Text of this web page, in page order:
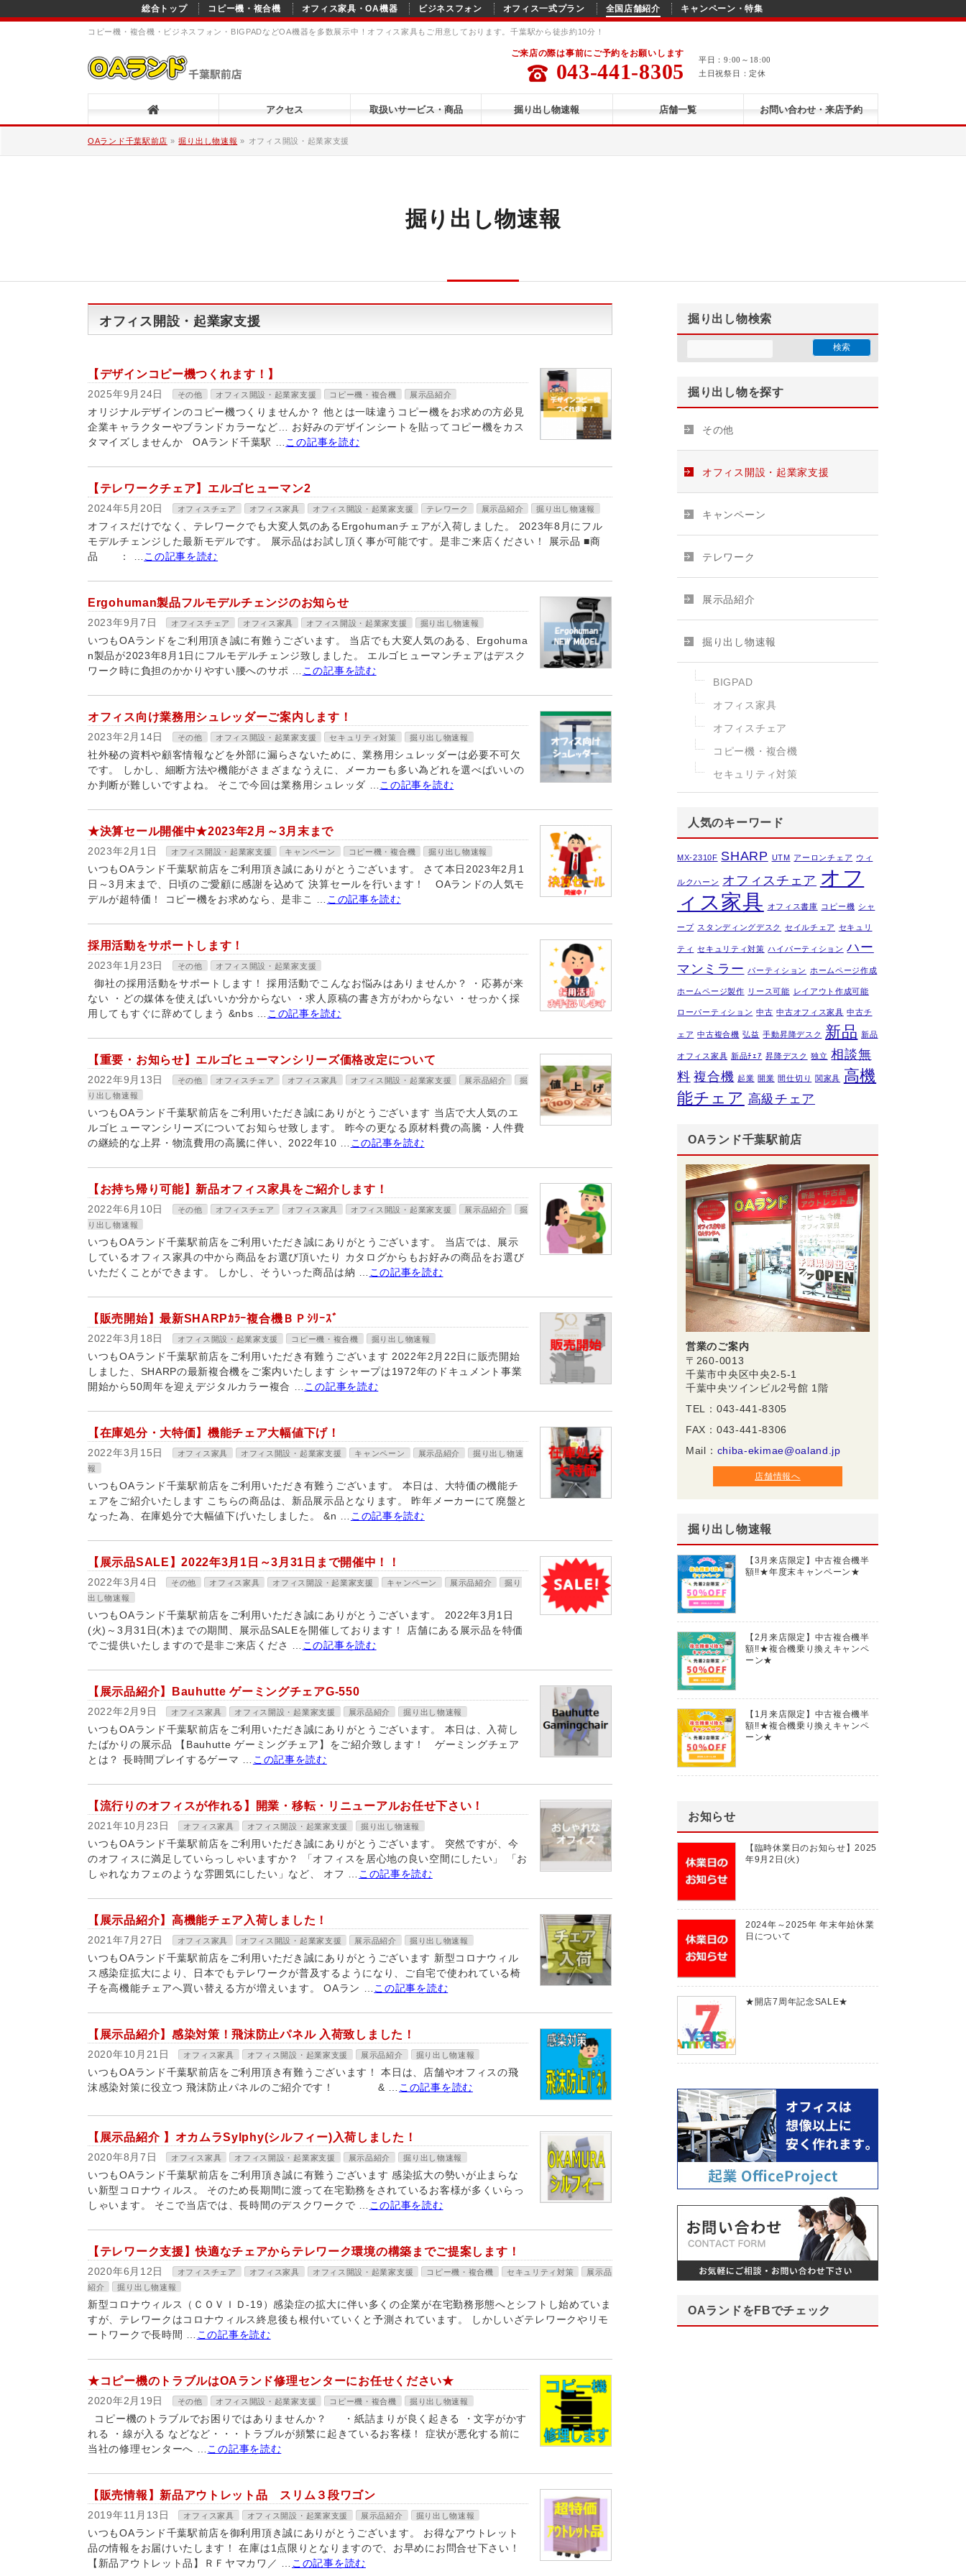
総合トップ コピー機・複合機 オフィス家具・OA機器 ビジネスフォン オフィス一式プラン 全国店舗紹介 キャンペーン・特集
コピー機・複合機・ビジネスフォン・BIGPADなどOA機器を多数展示中！オフィス家具もご用意しております。千葉駅から徒歩約10分！
ご来店の際は事前にご予約をお願いします
043-441-8305
平日：9:00～18:00
土日祝祭日：定休
アクセス 取扱いサービス・商品 掘り出し物速報 店舗一覧 お問い合わせ・来店予約
OAランド千葉駅前店 » 掘り出し物速報 » オフィス開設・起業家支援
掘り出し物速報
オフィス開設・起業家支援
【デザインコピー機つくれます！】
2025年9月24日 その他 オフィス開設・起業家支援 コピー機・複合機 展示品紹介
オリジナルデザインのコピー機つくりませんか？ 他とは一味違うコピー機をお求めの方必見
企業キャラクターやブランドカラーなど… お好みのデザインシートを貼ってコピー機をカス
タマイズしませんか OAランド千葉駅 … この記事を読む
【テレワークチェア】エルゴヒューマン2
2024年5月20日 オフィスチェア オフィス家具 オフィス開設・起業家支援 テレワーク 展示品紹介 掘り出し物速報
オフィスだけでなく、テレワークでも大変人気のあるErgohumanチェアが入荷しました。 2023年8月にフル
モデルチェンジした最新モデルです。 展示品はお試し頂く事が可能です。是非ご来店ください！ 展示品 ■商
品 ： …
この記事を読む
Ergohuman製品フルモデルチェンジのお知らせ
2023年9月7日 オフィスチェア オフィス家具 オフィス開設・起業家支援 掘り出し物速報
いつもOAランドをご利用頂き誠に有難うございます。 当店でも大変人気のある、Ergohuma
n製品が2023年8月1日にフルモデルチェンジ致しました。 エルゴヒューマンチェアはデスク
ワーク時に負担のかかりやすい腰へのサポ …
この記事を読む
オフィス向け業務用シュレッダーご案内します！
2023年2月14日 その他 オフィス開設・起業家支援 セキュリティ対策 掘り出し物速報
社外秘の資料や顧客情報などを外部に漏らさないために、業務用シュレッダーは必要不可欠
です。 しかし、細断方法や機能がさまざまなうえに、メーカーも多い為どれを選べばいいの
か判断が難しいですよね。 そこで今回は業務用シュレッダ …
この記事を読む
★決算セール開催中★2023年2月～3月末まで
2023年2月1日 オフィス開設・起業家支援 キャンペーン コピー機・複合機 掘り出し物速報
いつもOAランド千葉駅前店をご利用頂き誠にありがとうございます。 さて本日2023年2月1
日～3月末まで、日頃のご愛顧に感謝を込めて 決算セールを行います！ OAランドの人気モ
デルが超特価！ コピー機をお求めなら、是非こ …
この記事を読む
採用活動をサポートします！
2023年1月23日 その他 オフィス開設・起業家支援
御社の採用活動をサポートします！ 採用活動でこんなお悩みはありませんか？ ・応募が来
ない ・どの媒体を使えばいいか分からない ・求人原稿の書き方がわからない ・せっかく採
用してもすぐに辞めてしまう &nbs …
この記事を読む
【重要・お知らせ】エルゴヒューマンシリーズ価格改定について
2022年9月13日 その他 オフィスチェア オフィス家具 オフィス開設・起業家支援 展示品紹介
掘
り出し物速報
いつもOAランド千葉駅前店をご利用いただき誠にありがとうございます 当店で大人気のエ
ルゴヒューマンシリーズについてお知らせ致します。 昨今の更なる原材料費の高騰・人件費
の継続的な上昇・物流費用の高騰に伴い、2022年10 …
この記事を読む
【お持ち帰り可能】新品オフィス家具をご紹介します！
2022年6月10日 その他 オフィスチェア オフィス家具 オフィス開設・起業家支援 展示品紹介
掘
り出し物速報
いつもOAランド千葉駅前店をご利用いただき誠にありがとうございます。 当店では、展示
しているオフィス家具の中から商品をお選び頂いたり カタログからもお好みの商品をお選び
いただくことができます。 しかし、そういった商品は納 …
この記事を読む
【販売開始】最新SHARPｶﾗｰ複合機ＢＰｼﾘｰｽﾞ
2022年3月18日 オフィス開設・起業家支援 コピー機・複合機 掘り出し物速報
いつもOAランド千葉駅前店をご利用いただき有難うございます 2022年2月22日に販売開始
しました、SHARPの最新複合機をご案内いたします シャープは1972年のドキュメント事業
開始から50周年を迎えデジタルカラー複合 … この記事を読む
【在庫処分・大特価】機能チェア大幅値下げ！
2022年3月15日 オフィス家具 オフィス開設・起業家支援 キャンペーン 展示品紹介
掘り出し物速
報
いつもOAランド千葉駅前店をご利用いただき有難うございます。 本日は、大特価の機能チ
ェアをご紹介いたします こちらの商品は、新品展示品となります。 昨年メーカーにて廃盤と
なった為、在庫処分で大幅値下げいたしました。 &n …
この記事を読む
【展示品SALE】2022年3月1日～3月31日まで開催中！！
2022年3月4日 その他 オフィス家具 オフィス開設・起業家支援 キャンペーン 展示品紹介
掘り
出し物速報
いつもOAランド千葉駅前店をご利用いただき誠にありがとうございます。 2022年3月1日
(火)～3月31日(木)までの期間、展示品SALEを開催しております！ 店舗にある展示品を特価
でご提供いたしますので是非ご来店くださ …
この記事を読む
【展示品紹介】Bauhutte ゲーミングチェアG-550
2022年2月9日 オフィス家具 オフィス開設・起業家支援 展示品紹介 掘り出し物速報
いつもOAランド千葉駅前店をご利用いただき誠にありがとうございます。 本日は、入荷し
たばかりの展示品 【Bauhutte ゲーミングチェア】をご紹介致します！ ゲーミングチェア
とは？ 長時間プレイするゲーマ …
この記事を読む
【流行りのオフィスが作れる】開業・移転・リニューアルお任せ下さい！
2021年10月23日 オフィス家具 オフィス開設・起業家支援 掘り出し物速報
いつもOAランド千葉駅前店をご利用いただき誠にありがとうございます。 突然ですが、今
のオフィスに満足していらっしゃいますか？ 「オフィスを居心地の良い空間にしたい」 「お
しゃれなカフェのような雰囲気にしたい」など、 オフ …
この記事を読む
【展示品紹介】高機能チェア入荷しました！
2021年7月27日 オフィス家具 オフィス開設・起業家支援 展示品紹介 掘り出し物速報
いつもOAランド千葉駅前店をご利用いただき誠にありがとうございます 新型コロナウィル
ス感染症拡大により、日本でもテレワークが普及するようになり、ご自宅で使われている椅
子を高機能チェアへ買い替える方が増えいます。 OAラン …
この記事を読む
【展示品紹介】感染対策！飛沫防止パネル 入荷致しました！
2020年10月21日 オフィス家具 オフィス開設・起業家支援 展示品紹介 掘り出し物速報
いつもOAランド千葉駅前店をご利用頂き有難うございます！ 本日は、店舗やオフィスの飛
沫感染対策に役立つ 飛沫防止パネルのご紹介です！ & …
この記事を読む
【展示品紹介 】オカムラSylphy(シルフィー)入荷しました！
2020年8月7日 オフィス家具 オフィス開設・起業家支援 展示品紹介 掘り出し物速報
いつもOAランド千葉駅前店をご利用頂き誠に有難うございます 感染拡大の勢いが止まらな
い新型コロナウィルス。 そのため長期間に渡って在宅勤務をされているお客様が多くいらっ
しゃいます。 そこで当店では、長時間のデスクワークで …
この記事を読む
【テレワーク支援】快適なチェアからテレワーク環境の構築までご提案します！
2020年6月12日 オフィスチェア オフィス家具 オフィス開設・起業家支援 コピー機・複合機 セキュリティ対策
展示品
紹介
掘り出し物速報
新型コロナウィルス（ＣＯＶＩＤ-19）感染症の拡大に伴い多くの企業が在宅勤務形態へとシフトし始めていま
すが、テレワークはコロナウィルス終息後も根付いていくと予測されています。 しかしいざテレワークやリモ
ートワークで長時間 …
この記事を読む
★コピー機のトラブルはOAランド修理センターにお任せください★
2020年2月19日 その他 オフィス開設・起業家支援 コピー機・複合機 掘り出し物速報
コピー機のトラブルでお困りではありませんか？ ・紙詰まりが良く起きる ・文字がかす
れる ・線が入る などなど・・・トラブルが頻繁に起きているお客様！ 症状が悪化する前に
当社の修理センターへ … この記事を読む
【販売情報】新品アウトレット品 スリム３段ワゴン
2019年11月13日 オフィス家具 オフィス開設・起業家支援 展示品紹介 掘り出し物速報
いつもOAランド千葉駅前店を御利用頂き誠にありがとうございます。 お得なアウトレット
品の情報をお届けいたします！ 在庫は1点限りとなりますので、お早めにお問合せ下さい！
【新品アウトレット品】ＲＦヤマカワ／ …
この記事を読む
掘り出し物検索
掘り出し物を探す
その他
オフィス開設・起業家支援
キャンペーン
テレワーク
展示品紹介
掘り出し物速報
BIGPAD
オフィス家具
オフィスチェア
コピー機・複合機
セキュリティ対策
人気のキーワード
MX-2310F SHARP UTM アーロンチェア ウィ
ルクハーン オフィスチェア オフ
ィス家具
オフィス書庫 コピー機 シャ
ープ スタンディングデスク セイルチェア セキュリ
ティ セキュリティ対策 ハイパーティション ハー
マンミラー パーティション ホームページ作成
ホームページ製作 リース可能 レイアウト作成可能
ローパーティション 中古 中古オフィス家具 中古チ
ェア 中古複合機 弘益 手動昇降デスク 新品 新品
オフィス家具 新品ﾁｪｱ 昇降デスク 独立 相談無
料 複合機 起業 開業 間仕切り 関家具 高機
能チェア 高級チェア
OAランド千葉駅前店
営業のご案内
〒260-0013
千葉市中央区中央2-5-1
千葉中央ツインビル2号館 1階
TEL：043-441-8305
FAX：043-441-8306
Mail： chiba-ekimae@oaland.jp
店舗情報へ
掘り出し物速報
【3月来店限定】中古複合機半
額!!★年度末キャンペーン★
【2月来店限定】中古複合機半
額!!★複合機乗り換えキャンペ
ーン★
【1月来店限定】中古複合機半
額!!★複合機乗り換えキャンペ
ーン★
お知らせ
【臨時休業日のお知らせ】2025
年9月2日(火)
2024年～2025年 年末年始休業
日について
★開店7周年記念SALE★
OAランドをFBでチェック